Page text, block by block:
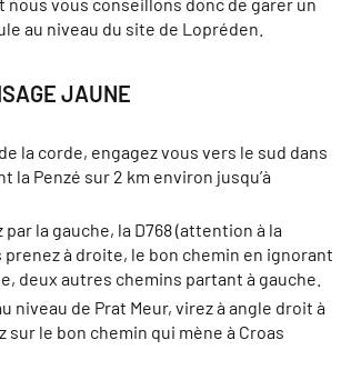
au niveau du site de Lopréden.
JAUNE
la corde, engagez vous vers le sud dans
la Penzé sur 2 km environ jusqu’à
par la gauche, la D768 (attention à la
à droite, le bon chemin en ignorant
deux autres chemins partant à gauche.
niveau de Prat Meur, virez à angle droit à
le bon chemin qui mène à Croas